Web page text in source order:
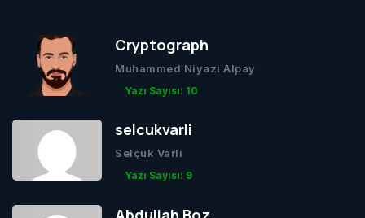
Cryptograph
Muhammed Niyazi Alpay
Yazı Sayısı: 10
selcukvarli
Selçuk Varlı
Yazı Sayısı: 9